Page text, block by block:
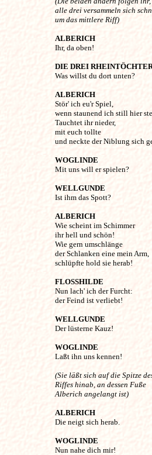
alle drei versammeln sich
um das mittlere Riff)
ALBERICH
Ihr, da oben!
DIE DREI
Was willst du dort unten?
ALBERICH
Stör' ich eu'r Spiel,
wenn staunend ich still hier
Tauchtet ihr nieder,
mit euch tollte
und neckte der Niblung sich
WOGLINDE
Mit uns will er spielen?
WELLGUNDE
Ist ihm das Spott?
ALBERICH
Wie scheint im Schimmer
ihr hell und schön!
Wie gern umschlänge
der Schlanken eine mein Arm,
schlüpfte hold sie herab!
FLOSSHILDE
Nun lach' ich der Furcht:
der Feind ist verliebt!
WELLGUNDE
Der lüsterne Kauz!
WOGLINDE
Laßt ihn uns kennen!
(Sie läßt sich auf die Spitze
Riffes hinab, an dessen Fuße
Alberich angelangt ist)
ALBERICH
Die neigt sich herab.
WOGLINDE
Nun nahe dich mir!